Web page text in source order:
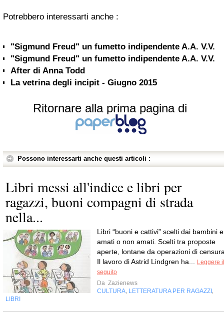
Potrebbero interessarti anche :
"Sigmund Freud" un fumetto indipendente A.A. V.V.
"Sigmund Freud" un fumetto indipendente A.A. V.V.
After di Anna Todd
La vetrina degli incipit - Giugno 2015
Ritornare alla prima pagina di
Possono interessarti anche questi articoli :
Libri messi all'indice e libri per
ragazzi, buoni compagni di strada
nella...
Libri “buoni e cattivi” scelti dai bambini e
amati o non amati. Scelti tra proposte
aperte, lontane da operazioni di
Il lavoro di Astrid Lindgren ha...
Leggere il
seguito
Da Zazienews
CULTURA LETTERATURA PER RAGAZZI
LIBRI